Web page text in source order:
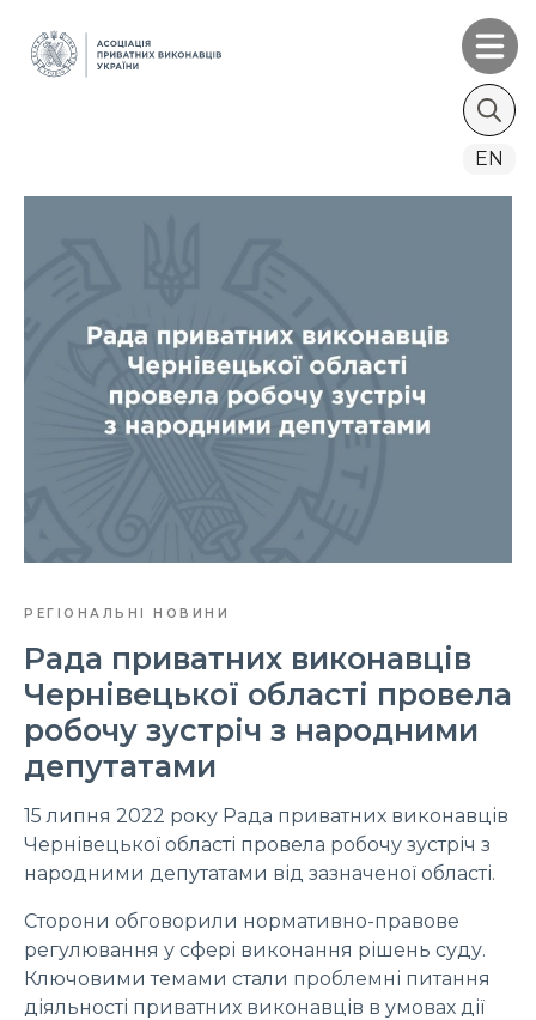
Search
EN
РЕГІОНАЛЬНІ НОВИНИ
Рада приватних виконавців
Чернівецької області провела
робочу зустріч з народними
депутатами
15 липня 2022 року Рада приватних виконавців
Чернівецької області провела робочу зустріч з
народними депутатами від зазначеної області.
Сторони обговорили нормативно-правове
регулювання у сфері виконання рішень суду.
Ключовими темами стали проблемні питання
діяльності приватних виконавців в умовах дії